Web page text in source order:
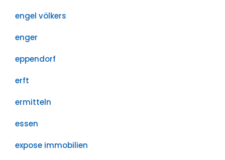
engel völkers
enger
eppendorf
erft
ermitteln
essen
expose immobilien